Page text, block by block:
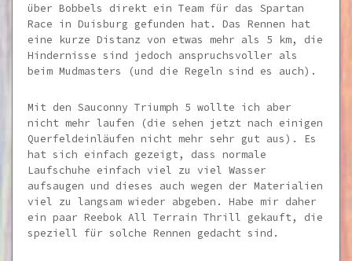
über Bobbels direkt ein Team für das Spartan
Race in Duisburg gefunden hat. Das Rennen hat
eine kurze Distanz von etwas mehr als 5 km, die
Hindernisse sind jedoch anspruchsvoller als
beim Mudmasters (und die Regeln sind es auch).
Mit den Sauconny Triumph 5 wollte ich aber
nicht mehr laufen (die sehen jetzt nach einigen
Querfeldeinläufen nicht mehr sehr gut aus). Es
hat sich einfach gezeigt, dass normale
Laufschuhe einfach viel zu viel Wasser
aufsaugen und dieses auch wegen der Materialien
viel zu langsam wieder abgeben. Habe mir daher
ein paar Reebok All Terrain Thrill gekauft, die
speziell für solche Rennen gedacht sind.